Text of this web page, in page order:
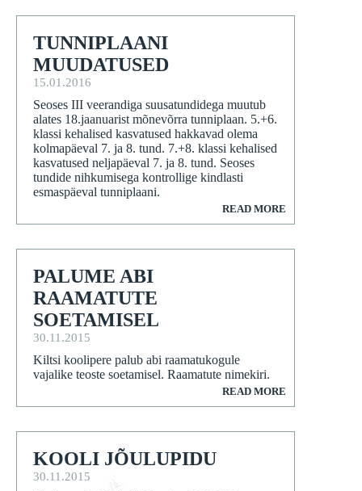
TUNNIPLAANI
MUUDATUSED
15.01.2016
Seoses III veerandiga suusatundidega muutub
alates 18.jaanuarist mõnevõrra tunniplaan. 5.+6.
klassi kehalised kasvatused hakkavad olema
kolmapäeval 7. ja 8. tund. 7.+8. klassi kehalised
kasvatused neljapäeval 7. ja 8. tund. Seoses
tundide nihkumisega kontrollige kindlasti
esmaspäeval tunniplaani.
READ MORE
PALUME ABI
RAAMATUTE
SOETAMISEL
30.11.2015
Kiltsi koolipere palub abi raamatukogule
vajalike teoste soetamisel. Raamatute nimekiri.
READ MORE
KOOLI JÕULUPIDU
30.11.2015